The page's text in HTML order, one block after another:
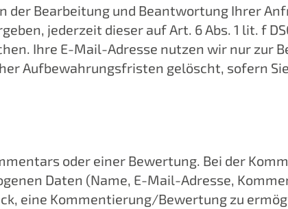
Bearbeitung und Beantwortung Ihrer
jederzeit dieser auf Art. 6 Abs. 1 lit. f
Ihre E-Mail-Adresse nutzen wir nur zur
Aufbewahrungsfristen gelöscht, sofern
oder einer Bewertung. Bei der
Daten (Name, E-Mail-Adresse,
eine Kommentierung/Bewertung zu